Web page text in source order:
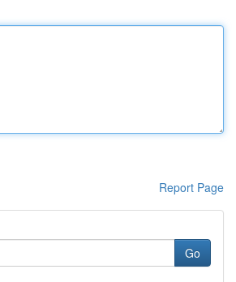
Report Page
Go